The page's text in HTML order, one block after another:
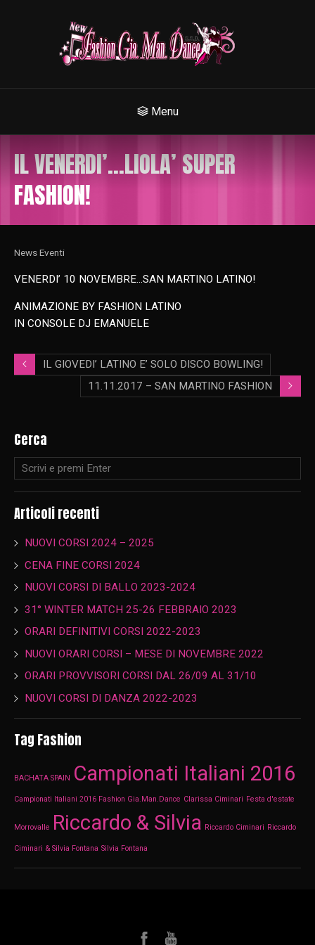
Menu
IL VENERDI’…LIOLA’ SUPER
FASHION!
News Eventi
VENERDI’ 10 NOVEMBRE…SAN MARTINO LATINO!
ANIMAZIONE BY FASHION LATINO
IN CONSOLE DJ EMANUELE
IL GIOVEDI’ LATINO E’ SOLO DISCO BOWLING!
11.11.2017 – SAN MARTINO FASHION
Cerca
Articoli recenti
NUOVI CORSI 2024 – 2025
CENA FINE CORSI 2024
NUOVI CORSI DI BALLO 2023-2024
31° WINTER MATCH 25-26 FEBBRAIO 2023
ORARI DEFINITIVI CORSI 2022-2023
NUOVI ORARI CORSI – MESE DI NOVEMBRE 2022
ORARI PROVVISORI CORSI DAL 26/09 AL 31/10
NUOVI CORSI DI DANZA 2022-2023
Tag Fashion
BACHATA SPAIN Campionati Italiani 2016
Campionati Italiani 2016 Fashion Gia.Man.Dance Clarissa Ciminari Festa d'estate
Morrovalle Riccardo & Silvia Riccardo Ciminari Riccardo
Ciminari & Silvia Fontana Silvia Fontana